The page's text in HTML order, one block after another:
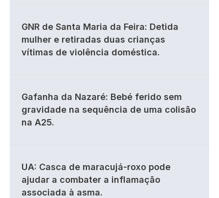
GNR de Santa Maria da Feira: Detida
mulher e retiradas duas crianças
vítimas de violência doméstica.
Gafanha da Nazaré: Bebé ferido sem
gravidade na sequência de uma colisão
na A25.
UA: Casca de maracujá-roxo pode
ajudar a combater a inflamação
associada à asma.